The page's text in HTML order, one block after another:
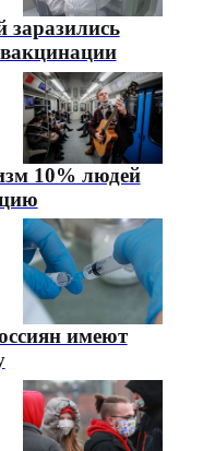
заразились
10% людей
имеют